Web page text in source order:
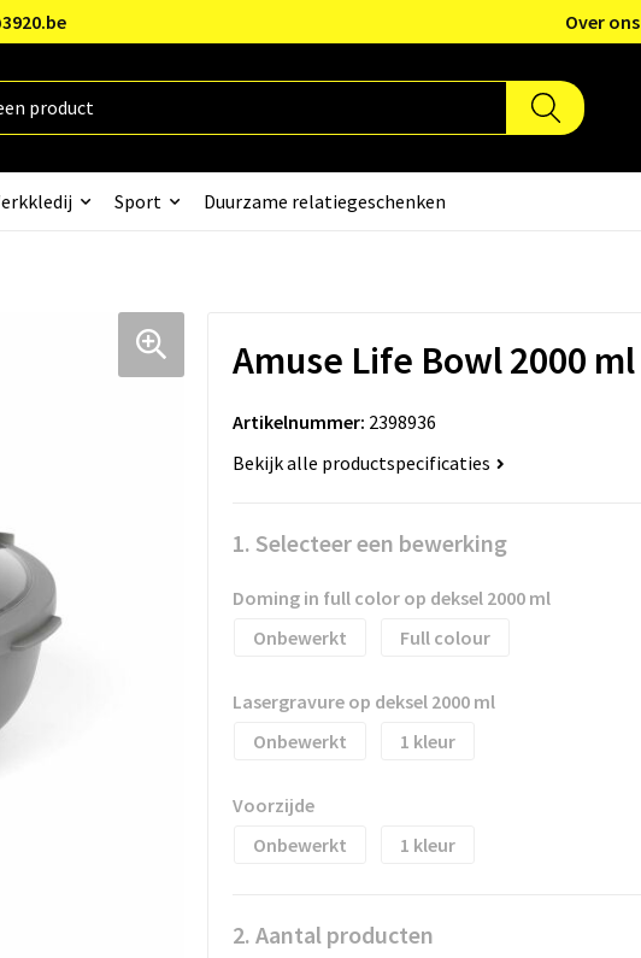
Over ons
Sport Duurzame relatiegeschenken
Amuse Life Bowl 2000 ml
Artikelnummer: 2398936
Bekijk alle productspecificaties
1. Selecteer een bewerking
Doming in full color op deksel 2000 ml
Onbewerkt
Full colour
Lasergravure op deksel 2000 ml
Onbewerkt
1
Voorzijde
Onbewerkt
1
2. Aantal producten